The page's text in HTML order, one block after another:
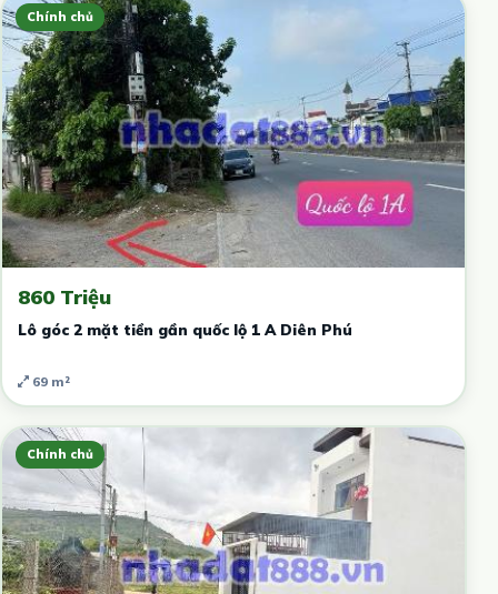
Chính chủ
860 Triệu
Lô góc 2 mặt tiền gần quốc lộ 1 A Diên Phú
69 m²
Chính chủ